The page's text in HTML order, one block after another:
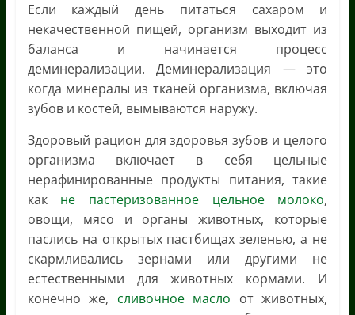
Если каждый день питаться сахаром и
некачественной пищей, организм выходит из
баланса и начинается процесс
деминерализации. Деминерализация — это
когда минералы из тканей организма, включая
зубов и костей, вымываются наружу.
Здоровый рацион для здоровья зубов и целого
организма включает в себя цельные
нерафинированные продукты питания, такие
как не пастеризованное цельное молоко,
овощи, мясо и органы животных, которые
паслись на открытых пастбищах зеленью, а не
скармливались зернами или другими не
естественными для животных кормами. И
конечно же, сливочное масло от животных,